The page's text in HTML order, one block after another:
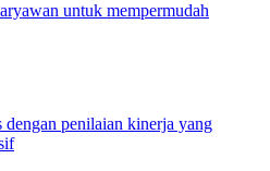
untuk mempermudah
penilaian kinerja yang